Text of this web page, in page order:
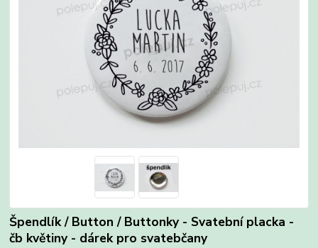
Špendlík / Button / Buttonky - Svatební placka -
čb květiny - dárek pro svatebčany